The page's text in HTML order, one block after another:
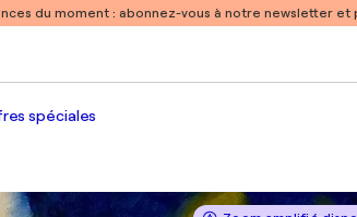
du moment : abonnez-vous à notre newsletter et
spéciales